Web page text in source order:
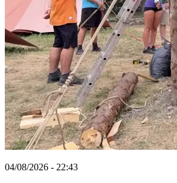
04/08/2026 - 22:43